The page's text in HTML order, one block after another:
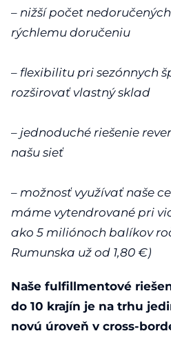
– nižší počet
rýchlemu doručeniu
– flexibilitu pri sezónnych
rozširovať vlastný sklad
– jednoduché riešenie
našu sieť
– možnosť využívať naše
máme vytendrované pri
ako 5 miliónoch balíkov
Rumunska už od 1,80 €)
Naše fulfillmentové
do 10 krajín je na trhu
novú úroveň v cross-